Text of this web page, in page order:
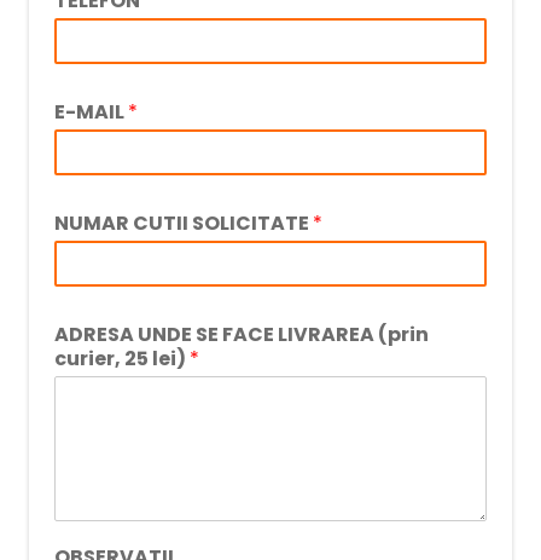
E-MAIL*
NUMAR CUTII SOLICITATE *
ADRESA UNDE SE FACE LIVRAREA (prin
curier, 25 lei) *